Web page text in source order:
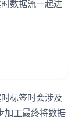
数据流一起进
标签时会涉及
加工最终将数据